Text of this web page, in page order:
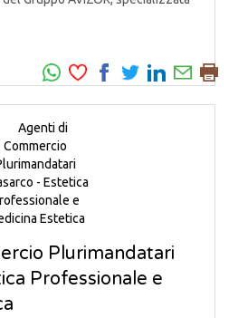
Plurimandatari
Professionale e